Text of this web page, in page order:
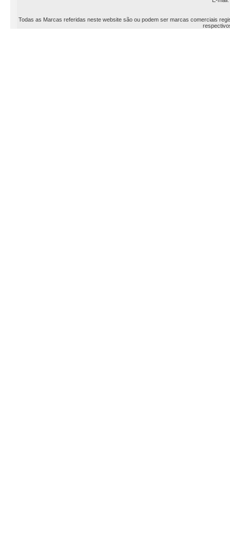
Todas as Marcas referidas neste website são ou podem ser marcas comerciais